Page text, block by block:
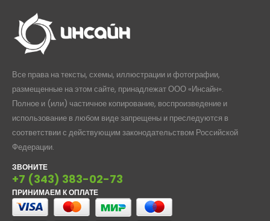
Все права на тексты, схемы, иллюстрации и фотографии,
размещенные на этом сайте, принадлежат ООО «Инсайн».
Полное и (или) частичное копирование, воспроизведение и
использование в любом виде запрещены и преследуются в
соответствии с действующим законодательством Российской
Федерации.
ЗВОНИТЕ
+7 (343) 383-02-73
ПРИНИМАЕМ К ОПЛАТЕ